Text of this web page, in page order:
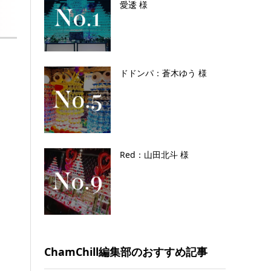
愛逶 様
ドドンパ：蒼木ゆう 様
Red：山田北斗 様
ChamChill編集部のおすすめ記事